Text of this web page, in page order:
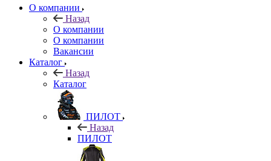
О компании
Назад
О компании
О компании
Вакансии
Каталог
Назад
Каталог
ПИЛОТ
Назад
ПИЛОТ